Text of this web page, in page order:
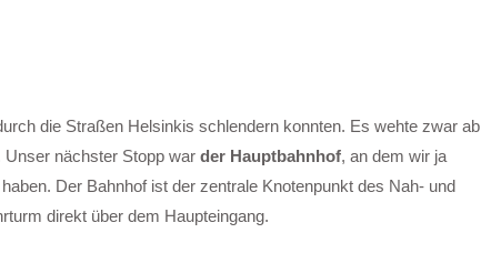
die Straßen Helsinkis schlendern konnten. Es wehte zwar ab
Unser nächster Stopp war der Hauptbahnhof, an dem wir ja
Der Bahnhof ist der zentrale Knotenpunkt des Nah- und
direkt über dem Haupteingang.